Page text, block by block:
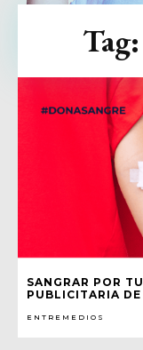
SANGRAR POR
PUBLICITARIA
ENTREMEDIOS
Tag: